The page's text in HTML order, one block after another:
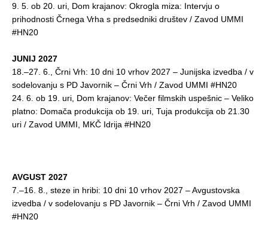
9. 5. ob 20. uri, Dom krajanov: Okrogla miza: Intervju o
prihodnosti Črnega Vrha s predsedniki društev / Zavod UMMI
#HN20
JUNIJ 2027
18.–27. 6., Črni Vrh: 10 dni 10 vrhov 2027 – Junijska izvedba / v
sodelovanju s PD Javornik – Črni Vrh / Zavod UMMI #HN20
24. 6. ob 19. uri, Dom krajanov: Večer filmskih uspešnic – Veliko
platno: Domača produkcija ob 19. uri, Tuja produkcija ob 21.30
uri / Zavod UMMI, MKČ Idrija #HN20
AVGUST 2027
7.–16. 8., steze in hribi: 10 dni 10 vrhov 2027 – Avgustovska
izvedba / v sodelovanju s PD Javornik – Črni Vrh / Zavod UMMI
#HN20